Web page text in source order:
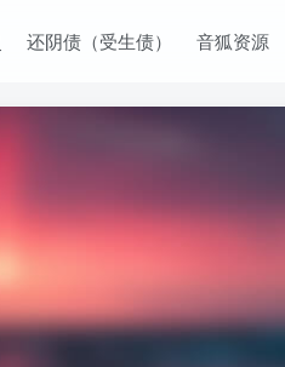
还阴债（受生债） 音狐资源